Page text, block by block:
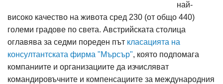
най-
високо качество на живота сред 230 (от общо 440)
големи градове по света. Австрийската столица
оглавява за седми пореден път класацията на
консултантската фирма "Мърсър", която подпомага
компаниите и организациите да изчисляват
командировъчните и компенсациите за международния